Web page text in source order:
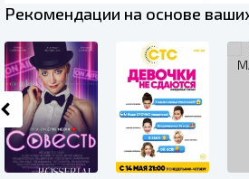
Рекомендации на основе